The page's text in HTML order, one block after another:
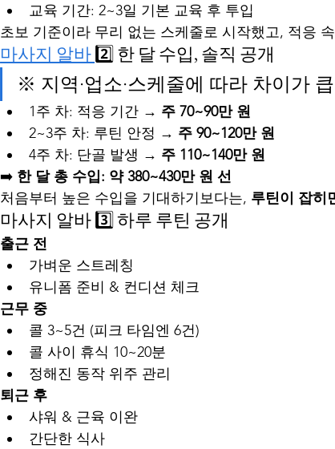
교육 기간: 2~3일 기본 교육 후 투입
초보 기준이라 무리 없는 스케줄로 시작했고, 적응
마사지 알바 2️⃣ 한 달 수입, 솔직 공개
※ 지역·업소·스케줄에 따라 차이가
1주 차: 적응 기간 → 주 70~90만 원
2~3주 차: 루틴 안정 → 주 90~120만 원
4주 차: 단골 발생 → 주 110~140만 원
➡️ 한 달 총 수입: 약 380~430만 원 선
처음부터 높은 수입을 기대하기보다는, 루틴이 잡히
마사지 알바 3️⃣ 하루 루틴 공개
출근 전
가벼운 스트레칭
유니폼 준비 & 컨디션 체크
근무 중
콜 3~5건 (피크 타임엔 6건)
콜 사이 휴식 10~20분
정해진 동작 위주 관리
퇴근 후
샤워 & 근육 이완
간단한 식사